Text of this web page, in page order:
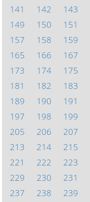
141
142 143
149
150 151
157
158 159
165
166 167
173
174 175
181
182 183
189
190 191
197
198 199
205
206 207
213
214 215
221
222 223
229
230 231
237
238 239